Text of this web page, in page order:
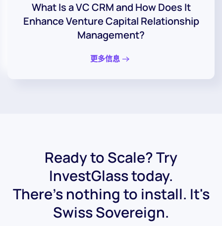
What Is a VC CRM and How Does It
Enhance Venture Capital Relationship
Management?
更多信息
Ready to Scale? Try
InvestGlass today.
There's nothing to install. It's
Swiss Sovereign.